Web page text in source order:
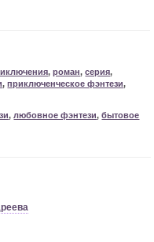
,роман,серия,
,приключенческое фэнтези,
, любовное фэнтези,бытовое